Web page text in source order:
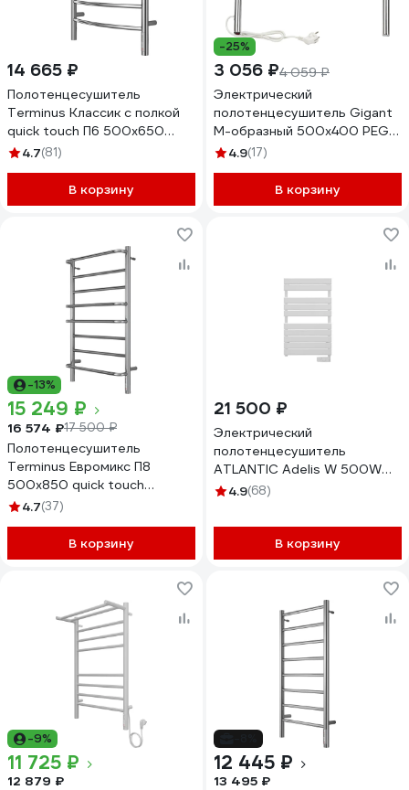
14 665 ₽
Полотенцесушитель
Terminus Классик с полкой
quick touch П6 500x650
4670078531391
4.7(81)
В корзину
-25%
3 056 ₽4 059 ₽
Электрический
полотенцесушитель Gigant
М-образный 500x400 PEG-
04-00
4.9(17)
В корзину
-13%
15 249 ₽
16 574 ₽17 500 ₽
Полотенцесушитель
Terminus Евромикс П8
500x850 quick touch
4670078531292
4.7(37)
В корзину
21 500 ₽
Электрический
полотенцесушитель
ATLANTIC Adelis W 500W
002038 002238
4.9(68)
В корзину
-9%
11 725 ₽
12 879 ₽
12 445 ₽
13 495 ₽